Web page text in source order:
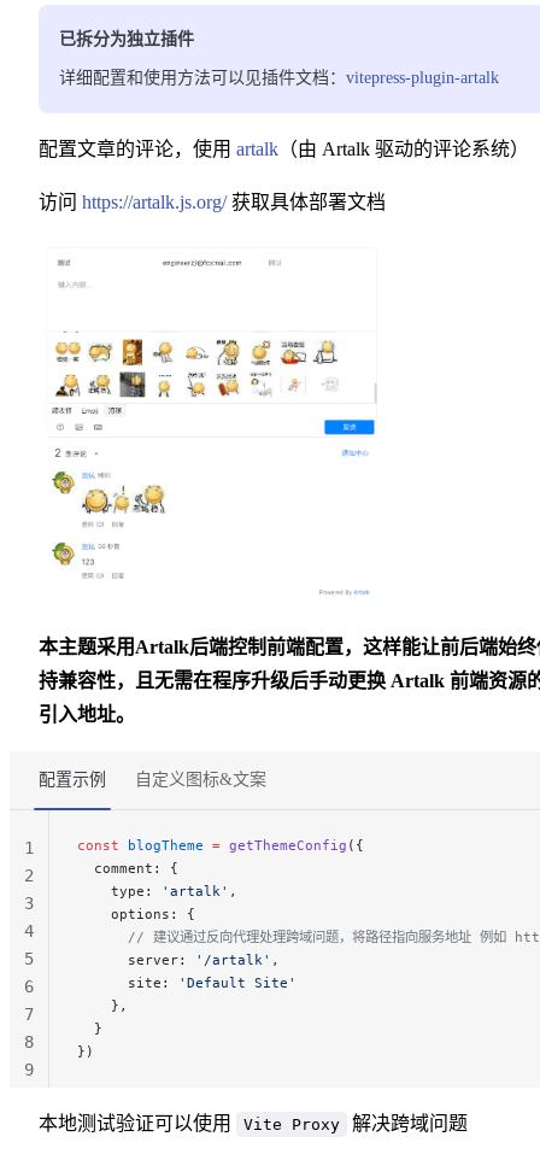
已拆分为独立插件
详细配置和使用方法可以见插件文档： vitepress-plugin-artalk
配置文章的评论，使用 artalk （由 Artalk 驱动的评论系统）
访问 https://artalk.js.org/获取具体部署文档
本主题采用Artalk后端控制前端配置，这样能让前后端始终
持兼容性，且无需在程序升级后手动更换 Artalk 前端资源
引入地址。
配置示例 自定义图标&文案
const blogTheme = getThemeConfig ({
  comment: {
    type:
'artalk' ,
    options: {
// 建议通过反向代理处理跨域问题，将路径指向服务地址 例如
      server:
'/artalk' ,
      site:
'Default Site'
    },
  }
})
1
2
3
4
5
6
7
8
9
本地测试验证可以使用 Vite Proxy 解决跨域问题